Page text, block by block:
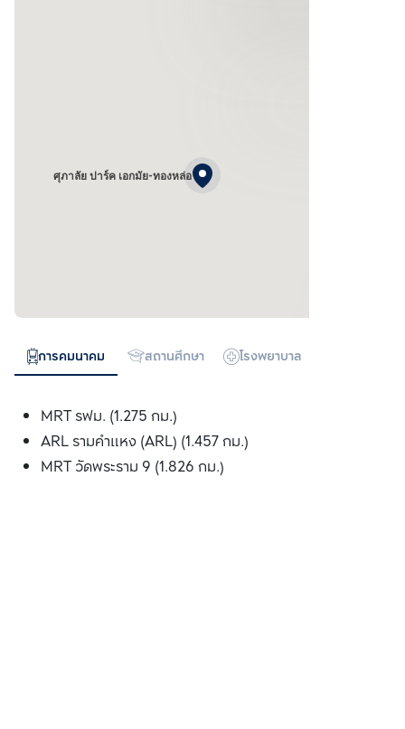
ศุภาลัย ปาร์ค เอกมัย-ทองหล่อ
การคมนาคม สถานศึกษา โรงพยาบาล
MRT รฟม. (1.275 กม.)
ARL รามคำแหง (ARL) (1.457 กม.)
MRT วัดพระราม 9 (1.826 กม.)